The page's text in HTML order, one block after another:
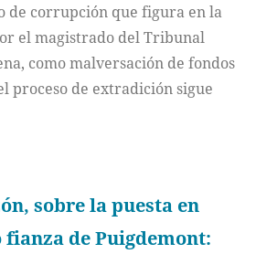
de corrupción que figura en la
el magistrado del Tribunal
como malversación de fondos
proceso de extradición sigue
sobre la puesta en
de Puigdemont: